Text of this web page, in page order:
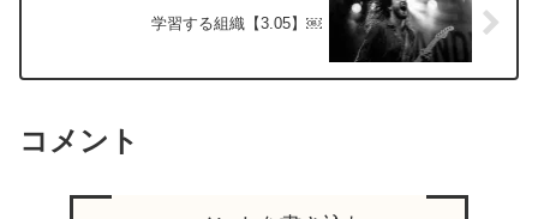
学習する組織【3.05】￼
コメント